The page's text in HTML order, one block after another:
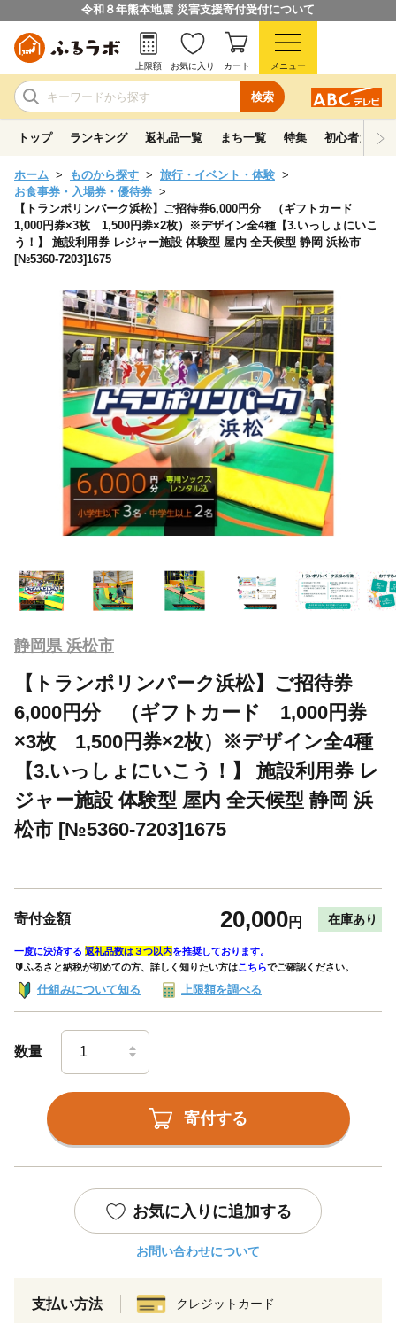
令和８年熊本地震 災害支援寄付受付について
検索
上限額 お気に入り カート メニュー
トップ ランキング 返礼品一覧 まち一覧 特集 初心者ガイド
ホーム ものから探す
旅行・イベント・体験
お食事券・入場券・優待券
【トランポリンパーク浜松】ご招待券6,000円分 （ギフトカード
1,000円券×3枚 1,500円券×2枚）※デザイン全4種【3.いっしょにいこ
う！】 施設利用券 レジャー施設 体験型 屋内 全天候型 静岡 浜松市
[№5360-7203]1675
静岡県 浜松市
【トランポリンパーク浜松】ご招待券
6,000円分 （ギフトカード 1,000円券
×3枚 1,500円券×2枚）※デザイン全4種
【3.いっしょにいこう！】 施設利用券 レ
ジャー施設 体験型 屋内 全天候型 静岡 浜
松市 [№5360-7203]1675
寄付金額 20,000円 在庫あり
一度に決済する 返礼品数は３つ以内を推奨しております。
🔰ふるさと納税が初めての方、詳しく知りたい方はこちらでご確認ください。
仕組みについて知る 上限額を調べる
数量
寄付する
お気に入りに追加する
お問い合わせについて
支払い方法 クレジットカード